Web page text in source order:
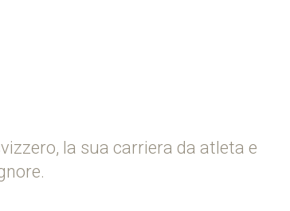
la sua carriera da atleta e